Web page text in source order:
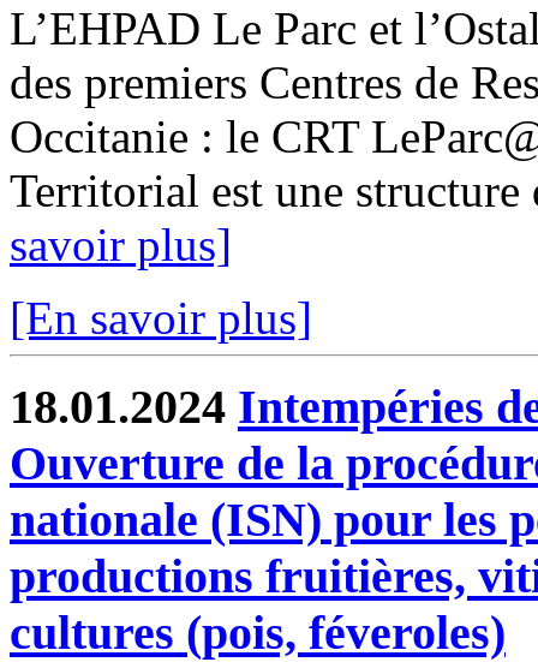
L’EHPAD Le Parc et
des premiers Centres de
Occitanie : le CRT
Territorial est une
savoir plus]
[En savoir plus]
18.01.2024 Intempéries
Ouverture de la
nationale (ISN) pour les
productions fruitières,
cultures (pois, féveroles)